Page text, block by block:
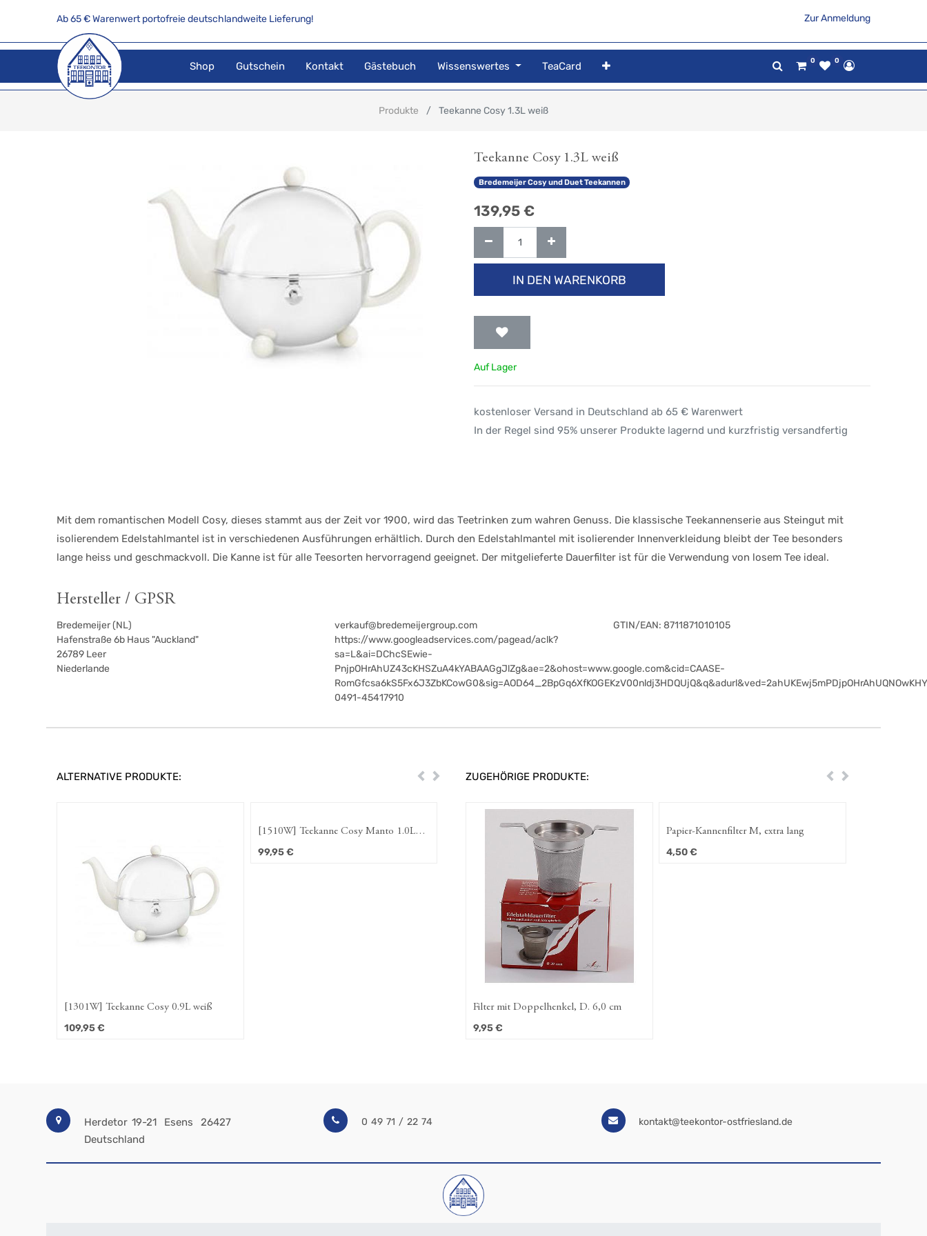
Ab 65 € Warenwert portofreie deutschlandweite Lieferung! Zur Anmeldung
Shop Gutschein Kontakt Gästebuch Wissenswertes TeaCard 0 0
Produkte Teekanne Cosy 1.3L weiß
Teekanne Cosy 1.3L weiß
Bredemeijer Cosy und Duet Teekannen
139,95 €
IN DEN WARENKORB
Auf Lager
kostenloser Versand in Deutschland ab 65 € Warenwert
In der Regel sind 95% unserer Produkte lagernd und kurzfristig versandfertig
Mit dem romantischen Modell Cosy, dieses stammt aus der Zeit vor 1900, wird das Teetrinken zum wahren Genuss. Die klassische Teekannenserie aus Steingut mit
isolierendem Edelstahlmantel ist in verschiedenen Ausführungen erhältlich. Durch den Edelstahlmantel mit isolierender Innenverkleidung bleibt der Tee besonders
lange heiss und geschmackvoll. Die Kanne ist für alle Teesorten hervorragend geeignet. Der mitgelieferte Dauerfilter ist für die Verwendung von losem Tee ideal.
Hersteller / GPSR
Bredemeijer (NL)
Hafenstraße 6b Haus "Auckland"
26789 Leer
Niederlande
verkauf@bredemeijergroup.com
https://www.googleadservices.com/pagead/aclk?
sa=L&ai=DChcSEwie-
PnjpOHrAhUZ43cKHSZuA4kYABAAGgJlZg&ae=2&ohost=www.google.com&cid=CAASE-
0491-45417910
GTIN/EAN: 8711871010105
ALTERNATIVE PRODUKTE: ZurückWeiter
[1301W] Teekanne Cosy 0.9L weiß
109,95€
[1510W] Teekanne Cosy Manto 1.0L
weiß
99,95€
ZUGEHÖRIGE PRODUKTE: ZurückWeiter
Filter mit Doppelhenkel, D. 6,0 cm
9,95€
Papier-Kannenfilter M, extra lang
4,50€
Herdetor 19-21 Esens
26427
Deutschland
0 49 71 / 22 74 kontakt@teekontor-ostfriesland.de